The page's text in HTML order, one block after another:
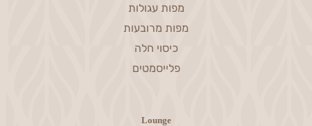
מפות עגולות
מפות מרובעות
כיסוי חלה
פלייסמטים
Lounge